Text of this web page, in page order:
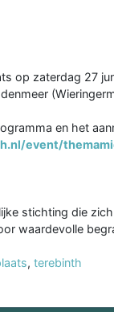
op zaterdag 27
en het
event/
stichting die
waardevolle
, terebinth